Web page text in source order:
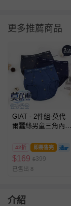
更多推薦商品
GIAT - 2件組-莫代
爾蠶絲男童三角內
隨機2件
42折 即將售完
$169 $399
已售出 8
介紹